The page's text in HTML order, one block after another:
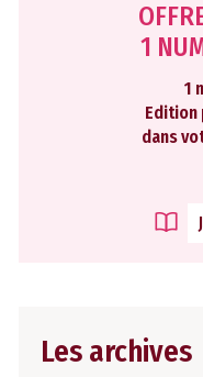
1
1
Edition
dans
Les archives